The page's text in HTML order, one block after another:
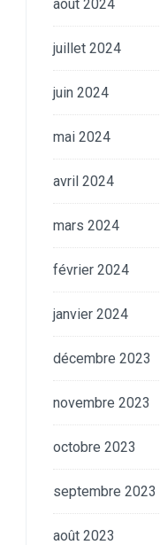
août 2024
juillet 2024
juin 2024
mai 2024
avril 2024
mars 2024
février 2024
janvier 2024
décembre 2023
novembre 2023
octobre 2023
septembre 2023
août 2023